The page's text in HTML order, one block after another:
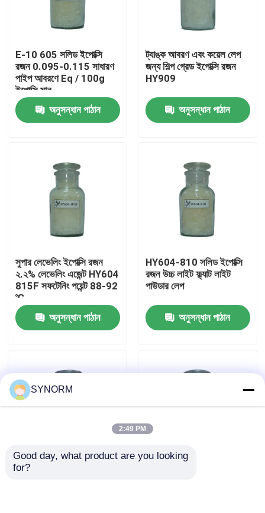
কারখানা ভ্রমণ
মান নিয়ন্ত্রণ
উদ্ধৃতির জন্য আবেদন
অ্যালকাইল গ্লাইসিডিল ইথার
আলিফ্যাটিক গ্লাইসিডিল ইথার
E-10 605 সলিড ইপোক্সি
রজন 0.095-0.115 সাধারণ
পাইপ আবরণে Eq / 100g
ইপোক্সি মান
অনুসন্ধান পাঠান
ট্যাঙ্ক আবরণ এবং কয়েল লেপ
জন্য শিল্প গ্রেড ইপোক্সি রজন
HY909
অনুসন্ধান পাঠান
সুপার লেভেলিং ইপোক্সি রজন
২.২% লেভেলিং এজেন্ট HY604
815F সফটেনিং পয়েন্ট 88-92
℃
অনুসন্ধান পাঠান
HY604-810 সলিড ইপোক্সি
রজন উচ্চ লাইট ফ্ল্যাট লাইট
পাউডার লেপ
অনুসন্ধান পাঠান
পাইপলাইন ভালভ এবং অন্যান্য
SYNORM
2:49 PM
Good day, what product are you looking
for?